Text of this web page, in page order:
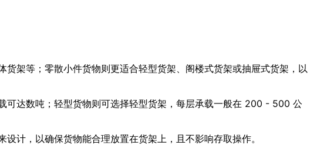
架等；零散小件货物则更适合轻型货架、阁楼式货架或抽屉式货架，以
可达数吨；轻型货物则可选择轻型货架，每层承载一般在 200 - 500 公
计，以确保货物能合理放置在货架上，且不影响存取操作。